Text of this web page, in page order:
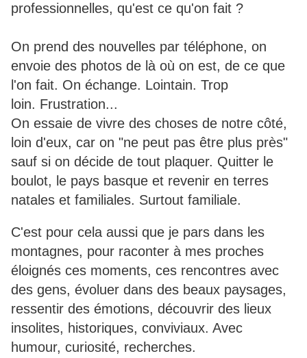
professionnelles, qu'est ce qu'on fait ?
On prend des nouvelles par téléphone, on
envoie des photos de là où on est, de ce que
l'on fait. On échange. Lointain. Trop
loin. Frustration...
On essaie de vivre des choses de notre côté,
loin d'eux, car on "ne peut pas être plus près"
sauf si on décide de tout plaquer. Quitter le
boulot, le pays basque et revenir en terres
natales et familiales. Surtout familiale.
C'est pour cela aussi que je pars dans les
montagnes, pour raconter à mes proches
éloignés ces moments, ces rencontres avec
des gens, évoluer dans des beaux paysages,
ressentir des émotions, découvrir des lieux
insolites, historiques, conviviaux. Avec
humour, curiosité, recherches.